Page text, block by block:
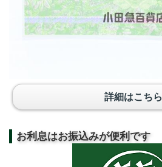
詳細はこちら
お利息はお振込みが便利です